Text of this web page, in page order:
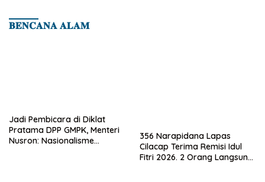
𝐁𝐄𝐍𝐂𝐀𝐍𝐀 𝐀𝐋𝐀𝐌
Jadi Pembicara di Diklat
Pratama DPP GMPK, Menteri
Nusron: Nasionalisme
356 Narapidana Lapas
Cilacap Terima Remisi Idul
Fitri 2026. 2 Orang Langsung